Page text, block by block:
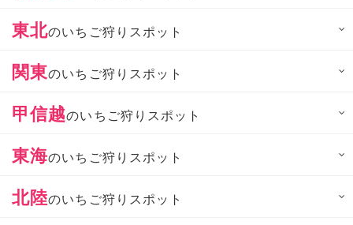
東北のいちご狩りスポット
関東のいちご狩りスポット
甲信越のいちご狩りスポット
東海のいちご狩りスポット
北陸のいちご狩りスポット